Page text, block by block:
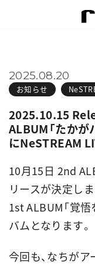
お知らせ
2025.08.20
2025.10.15
ALBUM「たかが
にNeSTREAM
10月15日 2nd
リースが決定しま
1st ALBUM「覚
バムとなります。
今回も、なちが